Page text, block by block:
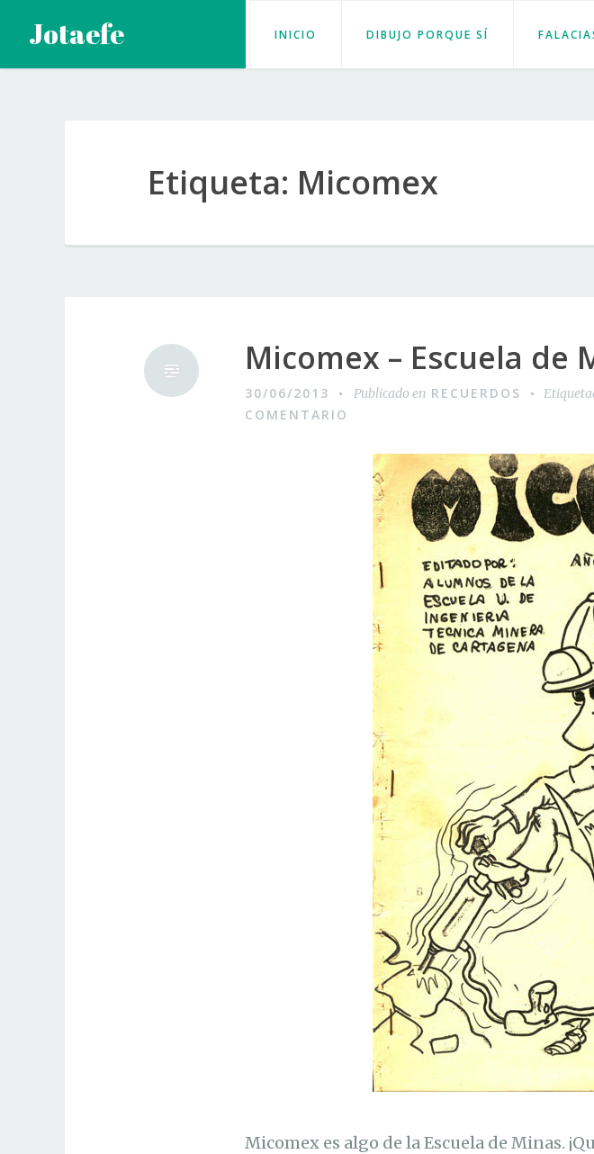
contenido
Jotaefe INICIO DIBUJO PORQUE SÍ
Etiqueta: Micomex
Micomex – Escuela de
30/06/2013 Publicado en RECUERDOS
COMENTARIO
Micomex es algo de la Escuela de Minas.